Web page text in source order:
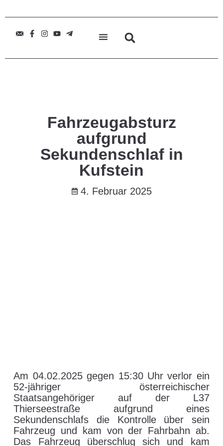
Fahrzeugabsturz
aufgrund
Sekundenschlaf in
Kufstein
4. Februar 2025
Am 04.02.2025 gegen 15:30 Uhr verlor ein
52-jähriger österreichischer
Staatsangehöriger auf der L37
Thierseestraße aufgrund eines
Sekundenschlafs die Kontrolle über sein
Fahrzeug und kam von der Fahrbahn ab.
Das Fahrzeug überschlug sich und kam